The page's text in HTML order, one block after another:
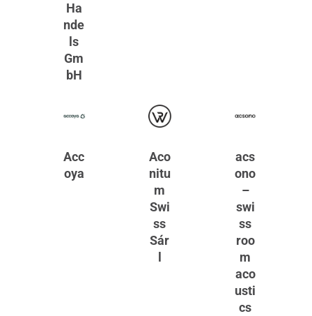
Ha
nde
ls
Gm
bH
Acc
oya
Aco
nitu
m
Swi
ss
Sár
acs
ono
–
swi
ss
roo
m
aco
usti
cs